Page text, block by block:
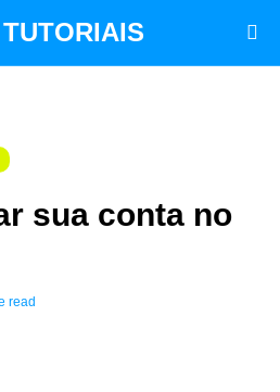
sua conta no
read